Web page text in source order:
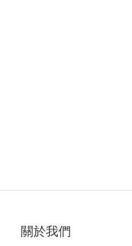
關於我們